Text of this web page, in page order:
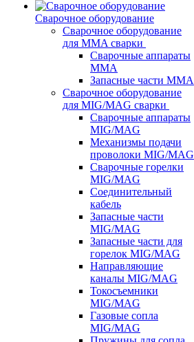
Сварочное оборудование
Сварочное оборудование
для MMA сварки
Сварочные аппараты
MMA
Запасные части MMA
Сварочное оборудование
для MIG/MAG сварки
Сварочные аппараты
MIG/MAG
Механизмы подачи
проволоки MIG/MAG
Сварочные горелки
MIG/MAG
Соединительный
кабель
Запасные части
MIG/MAG
Запасные части для
горелок MIG/MAG
Направляющие
каналы MIG/MAG
Токосъемники
MIG/MAG
Газовые сопла
MIG/MAG